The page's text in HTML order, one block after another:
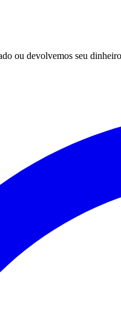
ou devolvemos seu dinheiro